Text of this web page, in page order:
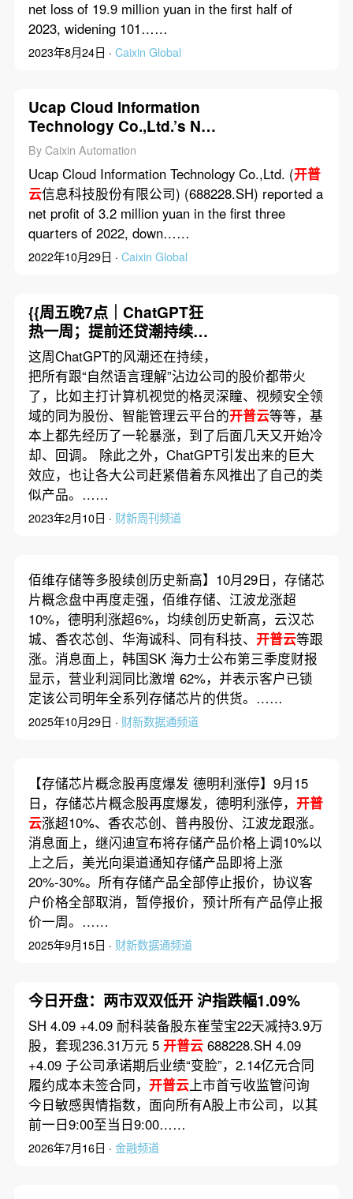
net loss of 19.9 million yuan in the first half of
2023, widening 101……
2023年8月24日 · Caixin Global
Ucap Cloud Information
Technology Co.,Ltd.’s Net
Profit Dropped 76.5% in
First Three Quarters of
2022
By Caixin Automation
Ucap Cloud Information Technology Co.,Ltd. (开普
云信息科技股份有限公司) (688228.SH) reported a
net profit of 3.2 million yuan in the first three
quarters of 2022, down……
2022年10月29日 · Caixin Global
{{周五晚7点｜ChatGPT狂
热一周；提前还贷潮持续，
银行提门槛
这周ChatGPT的风潮还在持续，
把所有跟“自然语言理解”沾边公司的股价都带火
了，比如主打计算机视觉的格灵深瞳、视频安全领
域的同为股份、智能管理云平台的开普云等等，基
本上都先经历了一轮暴涨，到了后面几天又开始冷
却、回调。 除此之外，ChatGPT引发出来的巨大
效应，也让各大公司赶紧借着东风推出了自己的类
似产品。……
2023年2月10日 · 财新周刊频道
佰维存储等多股续创历史新高】10月29日，存储芯
片概念盘中再度走强，佰维存储、江波龙涨超
10%，德明利涨超6%，均续创历史新高，云汉芯
城、香农芯创、华海诚科、同有科技、 开普云等跟
涨。消息面上，韩国SK 海力士公布第三季度财报
显示，营业利润同比激增 62%，并表示客户已锁
定该公司明年全系列存储芯片的供货。……
2025年10月29日 · 财新数据通频道
【存储芯片概念股再度爆发 德明利涨停】9月15
日，存储芯片概念股再度爆发，德明利涨停， 开普
云涨超10%、香农芯创、普冉股份、江波龙跟涨。
消息面上，继闪迪宣布将存储产品价格上调10%以
上之后，美光向渠道通知存储产品即将上涨
20%-30%。所有存储产品全部停止报价，协议客
户价格全部取消，暂停报价，预计所有产品停止报
价一周。……
2025年9月15日 · 财新数据通频道
今日开盘：两市双双低开 沪指跌幅1.09%
SH 4.09 +4.09 耐科装备股东崔莹宝22天减持3.9万
股，套现236.31万元 5 开普云688228.SH 4.09
+4.09 子公司承诺期后业绩“变脸”，2.14亿元合同
履约成本未签合同， 开普云上市首亏收监管问询
今日敏感舆情指数，面向所有A股上市公司，以其
前一日9:00至当日9:00……
2026年7月16日 · 金融频道